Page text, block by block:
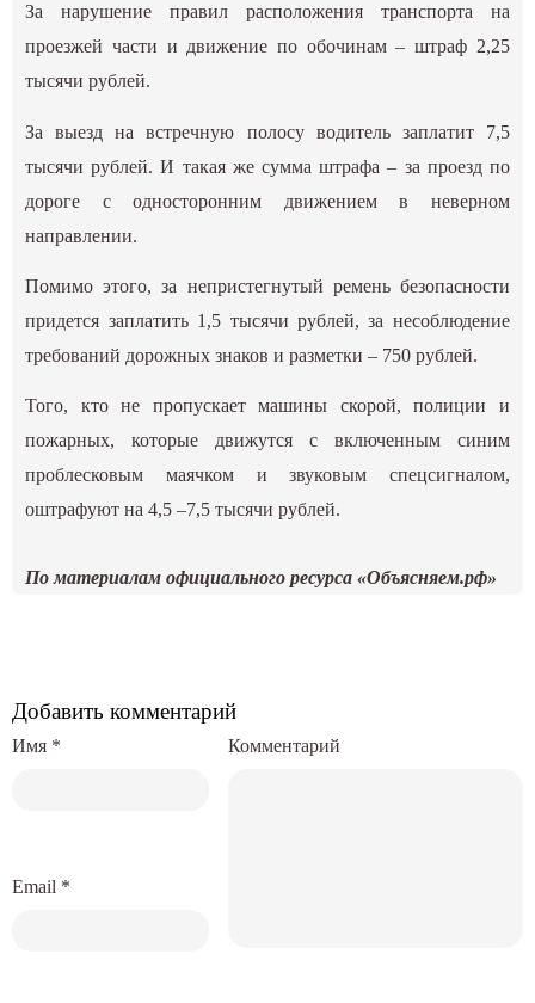
За нарушение правил расположения транспорта на
проезжей части и движение по обочинам – штраф 2,25
тысячи рублей.
За выезд на встречную полосу водитель заплатит 7,5
тысячи рублей. И такая же сумма штрафа – за проезд по
дороге с односторонним движением в неверном
направлении.
Помимо этого, за непристегнутый ремень безопасности
придется заплатить 1,5 тысячи рублей, за несоблюдение
требований дорожных знаков и разметки – 750 рублей.
Того, кто не пропускает машины скорой, полиции и
пожарных, которые движутся с включенным синим
проблесковым маячком и звуковым спецсигналом,
оштрафуют на 4,5 –7,5 тысячи рублей.
По материалам официального ресурса «Объясняем.рф»
Добавить комментарий
Комментарий
Имя *
Email *